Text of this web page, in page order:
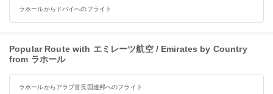
ラホールからドバイへのフライト
Popular Route with エミレーツ航空 / Emirates by Country
from ラホール
ラホールからアラブ首長国連邦へのフライト